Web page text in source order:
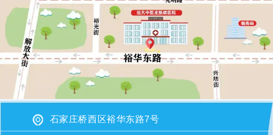
石家庄桥西区裕华东路7号